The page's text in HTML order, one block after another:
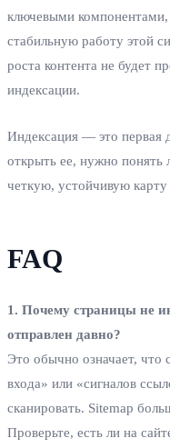
ключевыми
стабильную работу этой
роста контента не будет
индексации.
Индексация — это первая
открыть ее, нужно понять
четкую, устойчивую карту
FAQ
1. Почему страницы не
отправлен давно?
Это обычно означает, что
входа» или «сигналов
сканировать. Sitemap
Проверьте, есть ли на